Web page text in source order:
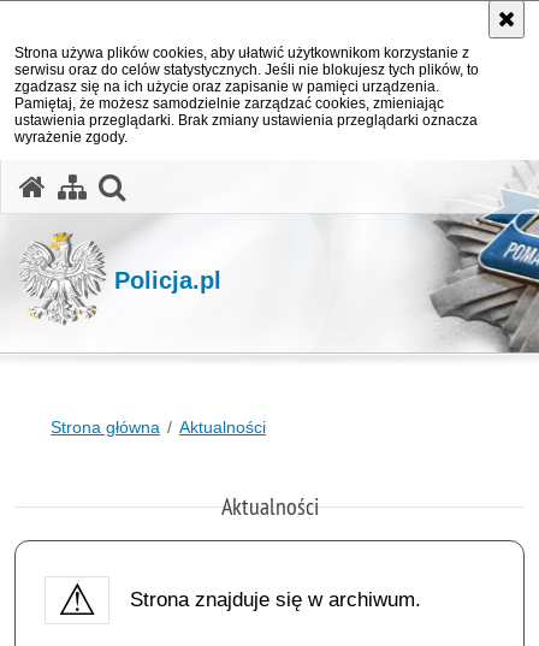
Strona używa plików cookies, aby ułatwić użytkownikom korzystanie z
serwisu oraz do celów statystycznych. Jeśli nie blokujesz tych plików, to
zgadzasz się na ich użycie oraz zapisanie w pamięci urządzenia.
Pamiętaj, że możesz samodzielnie zarządzać cookies, zmieniając
ustawienia przeglądarki. Brak zmiany ustawienia przeglądarki oznacza
wyrażenie zgody.
Policja.pl
Strona główna Aktualności
Aktualności
Strona znajduje się w archiwum.